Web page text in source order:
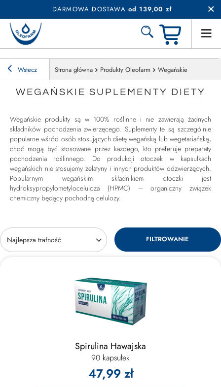
DARMOWA DOSTAWA od 139,00 zł
Wstecz Strona główna Produkty Oleofarm Wegańskie
WEGAŃSKIE SUPLEMENTY DIETY
Wegańskie produkty są w 100% roślinne i nie zawierają żadnych
składników pochodzenia zwierzęcego. Suplementy te są szczególnie
popularne wśród osób stosujących dietę wegańską lub wegetariańską,
choć mogą być stosowane przez każdego, kto preferuje preparaty
pochodzenia roślinnego. Do produkcji otoczek w kapsułkach
wegańskich nie stosujemy żelatyny i innych produktów odzwierzęcych.
Popularnym wegańskim składnikiem otoczki jest
hydroksypropylometyloceluloza (HPMC) – organiczny związek
chemiczny będący pochodną celulozy.
Zmień sortowanie
Najlepsza trafność FILTROWANIE
Spirulina Hawajska
90 kapsułek
47,99 zł